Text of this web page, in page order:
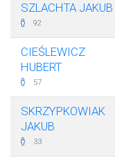
SZLACHTA JAKUB
92
CIEŚLEWICZ
HUBERT
57
SKRZYPKOWIAK
JAKUB
33